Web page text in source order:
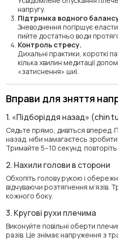
напругу.
Підтримка водного
Зневоднення погіршує
пийте достатньо води
Контроль стресу.
Дихальні практики, короткі
кілька хвилин медитації
«затиснення» шиї.
Вправи для зняття
1. «Підборіддя назад» (chin
Сядьте прямо, дивіться вперед.
назад, ніби намагаєтесь зробити
Тримайте 5–10 секунд, повторіть
2. Нахили голови в сторони
Обхопіть голову рукою і
відчуваючи розтягнення м’язів.
кожного боку.
3. Кругові рухи плечима
Виконуйте повільні оберти
разів. Це знімає напруження з